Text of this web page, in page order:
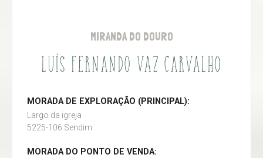
MIRANDA DO DOURO
LUÍS FERNANDO VAZ CARVALHO
MORADA DE EXPLORAÇÃO (PRINCIPAL):
Largo da igreja
5225-106 Sendim
MORADA DO PONTO DE VENDA: